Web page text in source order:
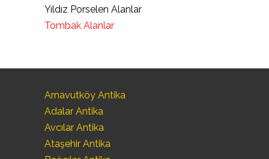
Yıldız Porselen Alanlar
Tombak Alanlar
Arnavutköy Antika
Adalar Antika
Avcılar Antika
Ataşehir Antika